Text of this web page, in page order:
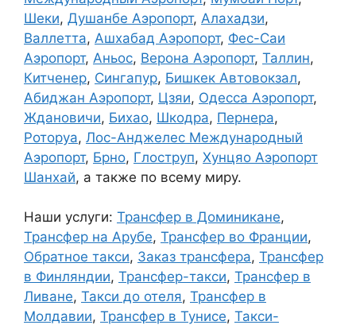
Шеки, Душанбе Аэропорт, Алахадзи,
Валлетта, Ашхабад Аэропорт, Фес-Саи
Аэропорт, Аньос, Верона Аэропорт, Таллин,
Китченер, Сингапур, Бишкек Автовокзал,
Абиджан Аэропорт, Цзяи, Одесса Аэропорт,
Ждановичи, Бихао, Шкодра, Пернера,
Роторуа, Лос-Анджелес Международный
Аэропорт, Брно, Глоструп, Хунцяо Аэропорт
Шанхай, а также по всему миру.
Наши услуги: Трансфер в Доминикане,
Трансфер на Арубе, Трансфер во Франции,
Обратное такси, Заказ трансфера, Трансфер
в Финляндии, Трансфер-такси, Трансфер в
Ливане, Такси до отеля, Трансфер в
Молдавии, Трансфер в Тунисе, Такси-